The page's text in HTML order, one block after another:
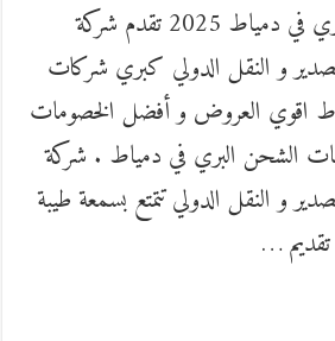
افضل شركات شحن بري في دمياط 2025 تقدم شركة
و النقل الدولي كبري شركات
اقوي العروض و أفضل الخصومات
الشحن البري في دمياط . شركة
و النقل الدولي تتمتع بسمعة طيبة
…